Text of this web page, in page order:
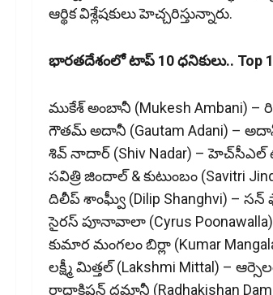
ఆర్థిక విశ్లేషకులు హెచ్చరిస్తున్నారు.
భారతదేశంలో టాప్ 10 ధనికులు.. Top
ముకేశ్ అంబానీ (Mukesh Ambani) –
గౌతమ్‌ అదానీ (Gautam Adani) –
శివ్‌ నాదార్‌ (Shiv Nadar) – హెచ్‌సీఎల్‌
సవిత్రి జిందాల్‌ & కుటుంబం (Savitri
దిలీప్‌ శాంఘ్వీ (Dilip Shanghvi) – సన్‌
సైరస్‌ పూనావాలా (Cyrus
కుమార మంగలం బిర్లా (Kumar
లక్ష్మీ మిత్తల్‌ (Lakshmi Mittal) –
రాధాకిషన్‌ దమానీ (Radhakishan